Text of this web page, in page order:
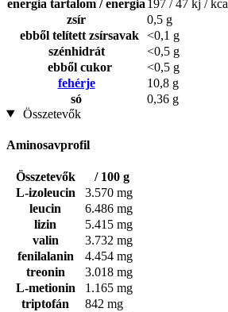
energia tartalom / energia 197 / 47 kj / kcal
zsír
0,5 g
ebből telített zsírsavak <0,1 g
szénhidrát
<0,5 g
ebből cukor
<0,5 g
fehérje
10,8 g
só
0,36 g
Összetevők
Aminosavprofil
Összetevők
/ 100 g
L-izoleucin
3.570 mg
leucin
6.486 mg
lizin
5.415 mg
valin
3.732 mg
fenilalanin
4.454 mg
treonin
3.018 mg
L-metionin
1.165 mg
triptofán
842 mg